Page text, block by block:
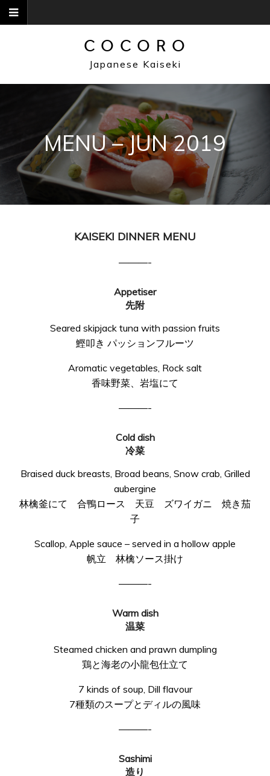
Skip
to
COCORO
Japanese Kaiseki
MENU – JUN 2019
KAISEKI DINNER MENU
———-
Appetiser
先附
Seared skipjack tuna with passion fruits
鰹叩き パッションフルーツ
Aromatic vegetables, Rock salt
香味野菜、岩塩にて
———-
Cold dish
冷菜
Braised duck breasts, Broad beans, Snow crab, Grilled
aubergine
林檎釜にて 合鴨ロース 天豆 ズワイガニ 焼き茄
子
Scallop, Apple sauce – served in a hollow apple
帆立 林檎ソース掛け
———-
Warm dish
温菜
Steamed chicken and prawn dumpling
鶏と海老の小龍包仕立て
7 kinds of soup, Dill flavour
7種類のスープとディルの風味
———-
Sashimi
造り